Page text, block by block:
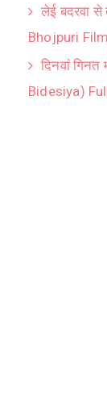
लेई बदरवा
Bhojpuri
दिनवां
Bidesiya)